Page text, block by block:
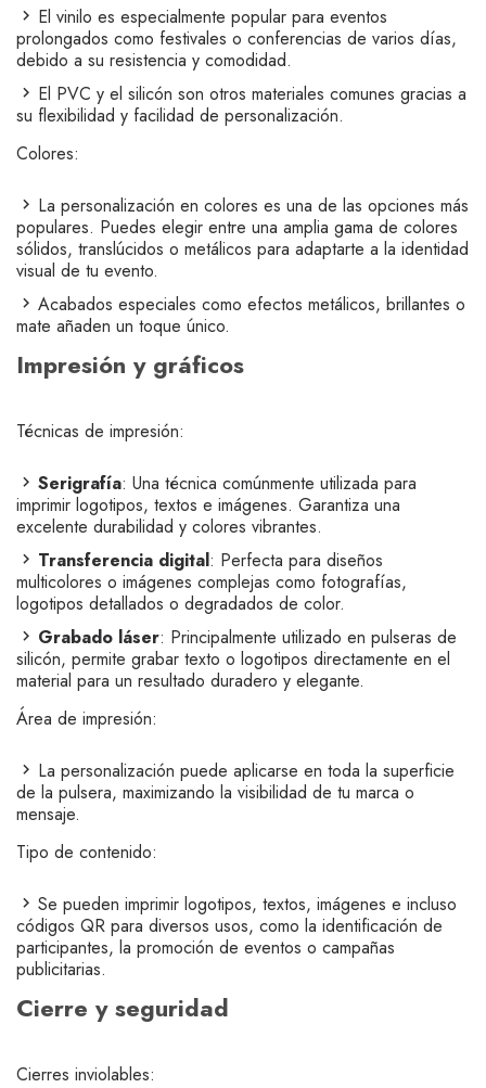
El vinilo es especialmente popular para eventos
prolongados como festivales o conferencias de varios días,
debido a su resistencia y comodidad.
El PVC y el silicón son otros materiales comunes gracias a
su flexibilidad y facilidad de personalización.
Colores:
La personalización en colores es una de las opciones más
populares. Puedes elegir entre una amplia gama de colores
sólidos, translúcidos o metálicos para adaptarte a la identidad
visual de tu evento.
Acabados especiales como efectos metálicos, brillantes o
mate añaden un toque único.
Impresión y gráficos
Técnicas de impresión:
Serigrafía: Una técnica comúnmente utilizada para
imprimir logotipos, textos e imágenes. Garantiza una
excelente durabilidad y colores vibrantes.
Transferencia digital: Perfecta para diseños
multicolores o imágenes complejas como fotografías,
logotipos detallados o degradados de color.
Grabado láser: Principalmente utilizado en pulseras de
silicón, permite grabar texto o logotipos directamente en el
material para un resultado duradero y elegante.
Área de impresión:
La personalización puede aplicarse en toda la superficie
de la pulsera, maximizando la visibilidad de tu marca o
mensaje.
Tipo de contenido:
Se pueden imprimir logotipos, textos, imágenes e incluso
códigos QR para diversos usos, como la identificación de
participantes, la promoción de eventos o campañas
publicitarias.
Cierre y seguridad
Cierres inviolables: